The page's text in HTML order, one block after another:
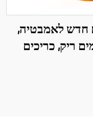
חדש לאמבטיה,
ריק, כריכים